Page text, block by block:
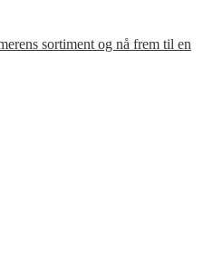
sortiment og nå frem til en